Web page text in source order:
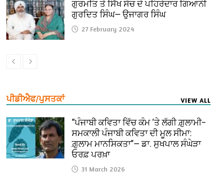
ਗੁਰਮਤਿ ਤੇ ਸਿੱਖ ਸੋਚ ਦੇ ਪਹਿਰੇਦਾਰ ਗਿਆਨੀ
ਗੁਰਦਿਤ ਸਿੰਘ— ਉਜਾਗਰ ਸਿੰਘ
27 February 2024
ਪੀਡੀਐਫ/ਪੁਸਤਕਾਂ VIEW ALL
“ਪੰਜਾਬੀ ਕਵਿਤਾ ਵਿੱਚ ਕੰਮ ‘ਤੇ ਲੱਗੀ ਗ਼ੁਲਾਮੀ–
ਸਮਕਾਲੀ ਪੰਜਾਬੀ ਕਵਿਤਾ ਦੀ ਮੂਲ ਸੀਮਾ:
ਗ਼ੁਲਾਮ ਮਾਨਸਿਕਤਾ”— ਡਾ. ਸੁਖਪਾਲ ਸੰਘੇੜਾ
ਓਰਫ਼ ਪਰਖ਼ਾ
31 March 2026